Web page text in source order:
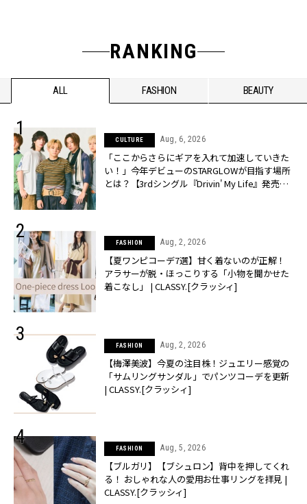
RANKING
ALL FASHION BEAUTY
CULTURE Aug, 6, 2026
「ここからさらにギアを入れて加速していきた
い！」今年デビューのSTARGLOWが目指す場所
とは？【3rdシングル『Drivin' My Life』発売】 |
FASHION Aug, 2, 2026
【夏ワンピコーデ7選】甘く着ないのが正解！
アラサーが脱・ほっこりする「小物を聞かせた
着こなし」 | CLASSY.[クラッシィ]
FASHION Aug, 2, 2026
【梅澤美波】今夏の注目株！ジュエリー感覚の
「サムリングサンダル」でパンツコーデを更新
| CLASSY.[クラッシィ]
FASHION Aug, 5, 2026
【ブルガリ】【ブシュロン】背中を押してくれ
る！ おしゃれな人の愛用お仕事リングを拝見 |
CLASSY.[クラッシィ]